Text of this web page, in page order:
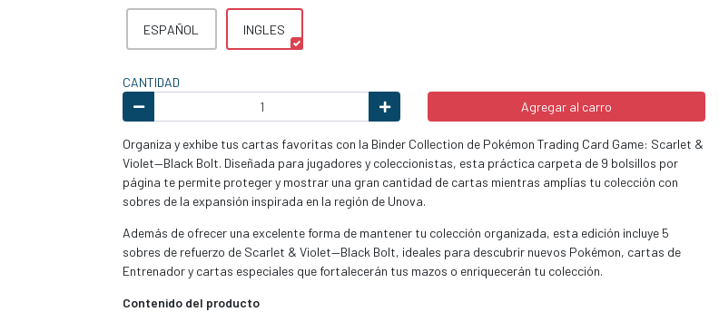
ESPAÑOL INGLES
CANTIDAD
Agregar al carro
Organiza y exhibe tus cartas favoritas con la Binder Collection de Pokémon Trading Card Game: Scarlet &
Violet—Black Bolt. Diseñada para jugadores y coleccionistas, esta práctica carpeta de 9 bolsillos por
página te permite proteger y mostrar una gran cantidad de cartas mientras amplías tu colección con
sobres de la expansión inspirada en la región de Unova.
Además de ofrecer una excelente forma de mantener tu colección organizada, esta edición incluye 5
sobres de refuerzo de Scarlet & Violet—Black Bolt, ideales para descubrir nuevos Pokémon, cartas de
Entrenador y cartas especiales que fortalecerán tus mazos o enriquecerán tu colección.
Contenido del producto